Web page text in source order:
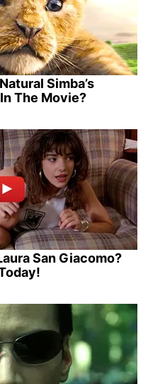
Simba’s
The Movie?
San Giacomo?